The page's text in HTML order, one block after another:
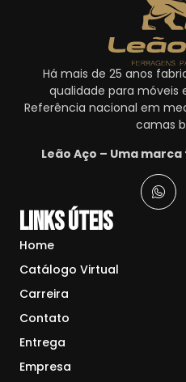
Há mais de 25 anos
qualidade para móveis
Referência nacional em
camas
Leão Aço – Uma
Links Úteis
Home
Catálogo Virtual
Carreira
Contato
Entrega
Empresa